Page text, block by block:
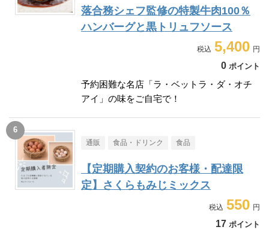
落合務シェフ監修の特製牛肉100％
ハンバーグと黒トリュフソース
5,400
0 ポイント
予約困難な名店「ラ・ベットラ・ダ・オチ
アイ」の味をご自宅で！
通販 食品・ドリンク 食品
【定期購入契約のお客様・配達限
定】さくらもみじミックス
550
17 ポイント